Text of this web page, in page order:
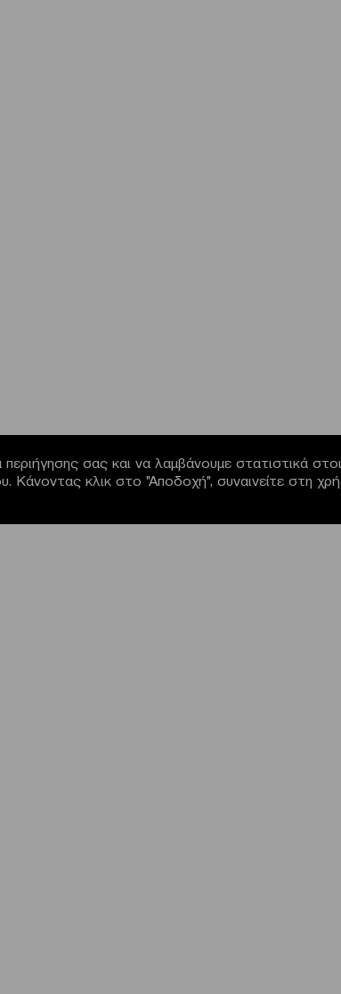
σας και να λαμβάνουμε στατιστικά
Κάνοντας κλικ στο "Αποδοχή", συναινείτε στη